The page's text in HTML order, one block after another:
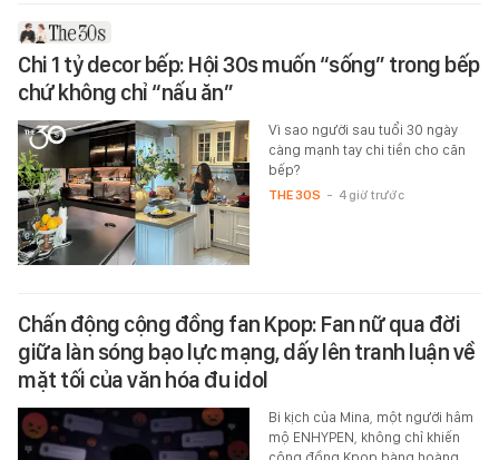
Chi 1 tỷ decor bếp: Hội 30s muốn “sống” trong bếp
chứ không chỉ “nấu ăn”
Vì sao người sau tuổi 30 ngày
càng mạnh tay chi tiền cho căn
bếp?
THE 30S - 4 giờ trước
Chấn động cộng đồng fan Kpop: Fan nữ qua đời
giữa làn sóng bạo lực mạng, dấy lên tranh luận về
mặt tối của văn hóa đu idol
Bi kịch của Mina, một người hâm
mộ ENHYPEN, không chỉ khiến